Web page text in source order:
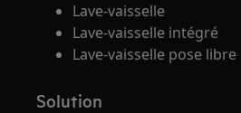
Lave-vaisselle
Lave-vaisselle intégré
Lave-vaisselle pose libre
Solution